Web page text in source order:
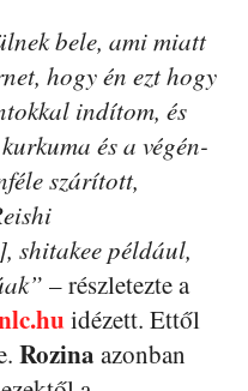
bele, ami miatt
hogy én ezt hogy
indítom, és
és a végén-
szárított,
shitakee például,
– részletezte a
idézett. Ettől
Rozina azonban